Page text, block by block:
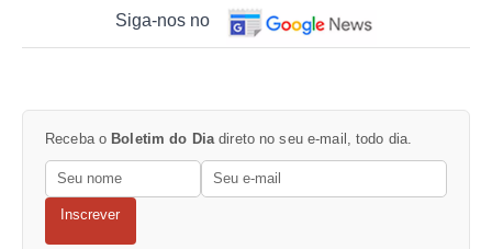
Siga-nos no
Receba o Boletim do Diadireto no seu e-mail, todo dia.
Inscrever